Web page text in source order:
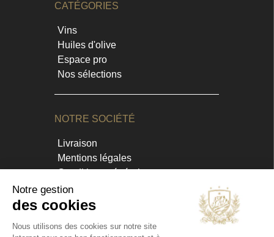
CATÉGORIES
Vins
Huiles d'olive
Espace pro
Nos sélections
NOTRE SOCIÉTÉ
Livraison
Mentions légales
Conditions générales
Contact et horaires
Blog